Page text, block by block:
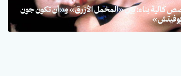
كآلية بناء: بين «المخمل الأزرق» و«أن تكون جون